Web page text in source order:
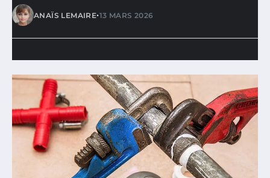
ANAÏS LEMAIRE•13 MARS 2026